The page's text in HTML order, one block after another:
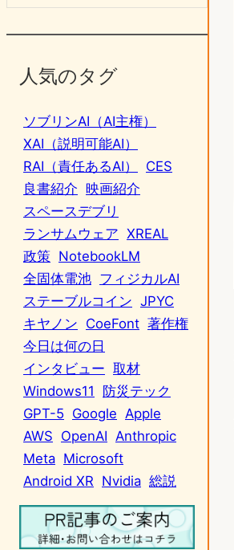
人気のタグ
ソブリンAI（AI主権）
XAI（説明可能AI）
RAI（責任あるAI）
CES
良書紹介 映画紹介
スペースデブリ
ランサムウェア XREAL
政策 NotebookLM
全固体電池 フィジカルAI
ステーブルコイン JPYC
キヤノン CoeFont 著作権
今日は何の日
インタビュー 取材
Windows11
防災テック
GPT-5 Google Apple
AWS OpenAI Anthropic
Meta Microsoft
Android XR Nvidia 総説